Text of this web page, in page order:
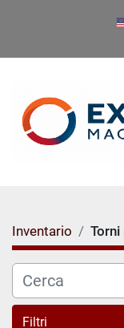
Inventario Torni
Filtri